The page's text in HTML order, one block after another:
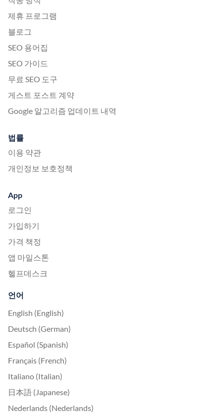
제휴 프로그램
블로그
SEO 용어집
SEO 가이드
무료 SEO 도구
게스트 포스트 계약
Google 알고리즘 업데이트 내역
법률
이용 약관
개인정보 보호정책
App
로그인
가입하기
가격 책정
앱 마일스톤
헬프데스크
언어
English (English)
Deutsch (German)
Español (Spanish)
Français (French)
Italiano (Italian)
日本語 (Japanese)
Nederlands (Nederlands)